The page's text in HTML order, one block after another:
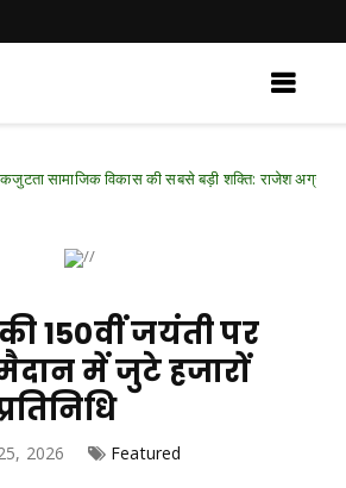
विकास की सबसे बड़ी शक्ति: राजेश अग्रवाल
150वीं जयंती पर
में जुटे हजारों
2026 Featured